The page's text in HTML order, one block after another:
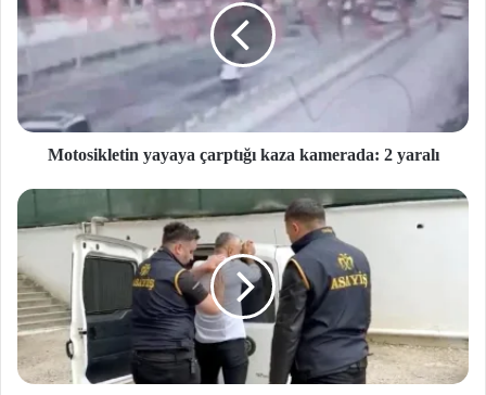
Motosikletin yayaya çarptığı kaza kamerada: 2 yaralı